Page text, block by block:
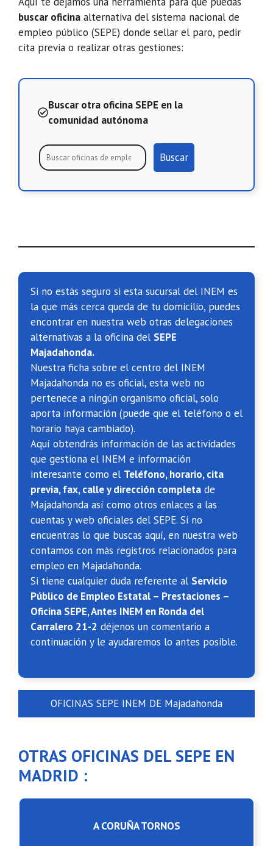
buscar oficina alternativa del sistema nacional de
empleo público (SEPE) donde sellar el paro, pedir
cita previa o realizar otras gestiones:
Buscar otra oficina SEPE en la
comunidad autónoma
Buscar
Si no estás seguro si esta sucursal del INEM es
la que más cerca queda de tu domicilio, puedes
encontrar en nuestra web otras delegaciones
alternativas a la oficina del SEPE
Majadahonda.
Nuestra ficha sobre el centro del INEM
Majadahonda no es oficial, esta web no
pertenece a ningún organismo oficial, solo
aporta información (puede que el teléfono o el
horario haya cambiado).
Aquí obtendrás información de las actividades
que gestiona el INEM e información
interesante como el Teléfono, horario, cita
previa, fax, calle y dirección completa de
Majadahonda así como otros enlaces a las
cuentas y web oficiales del SEPE. Si no
encuentras lo que buscas aquí, en nuestra web
contamos con más registros relacionados para
empleo en Majadahonda.
Si tiene cualquier duda referente al Servicio
Público de Empleo Estatal – Prestaciones –
Oficina SEPE, Antes INEM en Ronda del
Carralero 21-2 déjenos un comentario a
continuación y le ayudaremos lo antes posible.
OFICINAS SEPE INEM DE Majadahonda
OTRAS OFICINAS DEL SEPE EN
MADRID :
A CORUÑA TORNOS